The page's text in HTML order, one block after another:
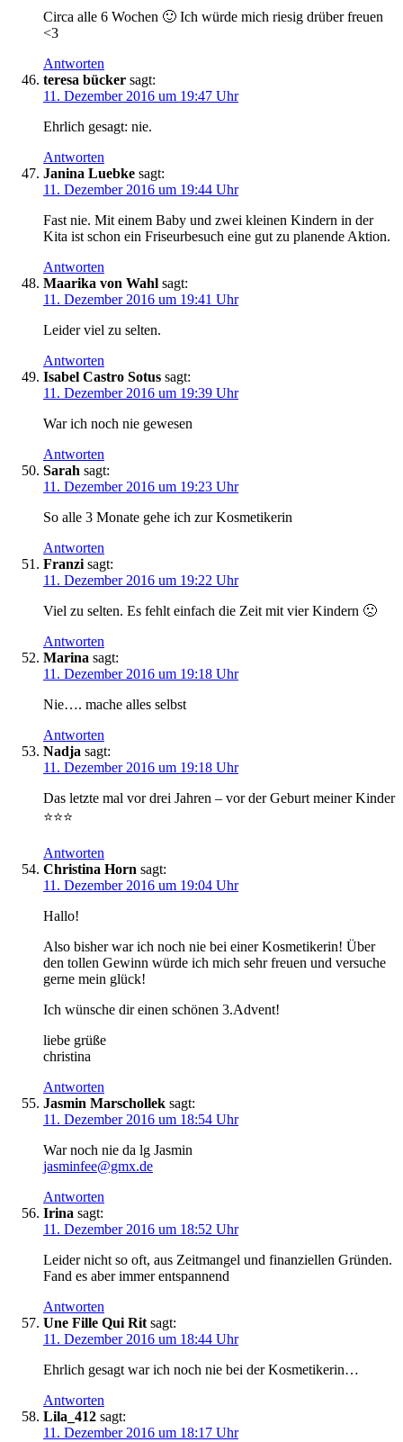
Circa alle 6 Wochen 🙂 Ich würde mich riesig drüber freuen
<3
Antworten
teresa bücker sagt:
11. Dezember 2016 um 19:47 Uhr
Ehrlich gesagt: nie.
Antworten
Janina Luebke sagt:
11. Dezember 2016 um 19:44 Uhr
Fast nie. Mit einem Baby und zwei kleinen Kindern in der
Kita ist schon ein Friseurbesuch eine gut zu planende Aktion.
Antworten
Maarika von Wahl sagt:
11. Dezember 2016 um 19:41 Uhr
Leider viel zu selten.
Antworten
Isabel Castro Sotus sagt:
11. Dezember 2016 um 19:39 Uhr
War ich noch nie gewesen
Antworten
Sarah sagt:
11. Dezember 2016 um 19:23 Uhr
So alle 3 Monate gehe ich zur Kosmetikerin
Antworten
Franzi sagt:
11. Dezember 2016 um 19:22 Uhr
Viel zu selten. Es fehlt einfach die Zeit mit vier Kindern 🙁
Antworten
Marina sagt:
11. Dezember 2016 um 19:18 Uhr
Nie…. mache alles selbst
Antworten
Nadja sagt:
11. Dezember 2016 um 19:18 Uhr
Das letzte mal vor drei Jahren – vor der Geburt meiner Kinder
⭐️⭐️⭐️
Antworten
Christina Horn sagt:
11. Dezember 2016 um 19:04 Uhr
Hallo!
Also bisher war ich noch nie bei einer Kosmetikerin! Über
den tollen Gewinn würde ich mich sehr freuen und versuche
gerne mein glück!
Ich wünsche dir einen schönen 3.Advent!
liebe grüße
christina
Antworten
Jasmin Marschollek sagt:
11. Dezember 2016 um 18:54 Uhr
War noch nie da lg Jasmin
jasminfee@gmx.de
Antworten
Irina sagt:
11. Dezember 2016 um 18:52 Uhr
Leider nicht so oft, aus Zeitmangel und finanziellen Gründen.
Fand es aber immer entspannend
Antworten
Une Fille Qui Rit sagt:
11. Dezember 2016 um 18:44 Uhr
Ehrlich gesagt war ich noch nie bei der Kosmetikerin…
Antworten
Lila_412 sagt:
11. Dezember 2016 um 18:17 Uhr